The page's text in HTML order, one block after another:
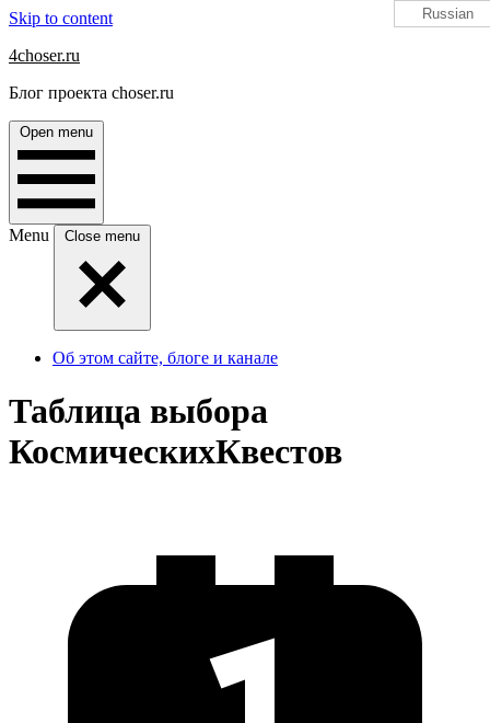
Skip to content
4choser.ru
Блог проекта choser.ru
Open menu
Menu Close menu
Об этом сайте, блоге и канале
Таблица выбора
КосмическихКвестов
Russian